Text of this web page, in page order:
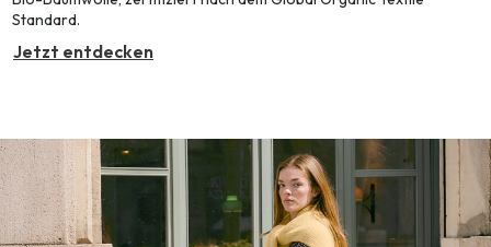
Standard.
Jetzt entdecken